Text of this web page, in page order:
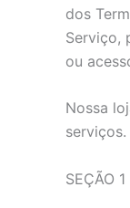
dos
Serviço,
ou
Nossa
serviços.
SEÇÃO